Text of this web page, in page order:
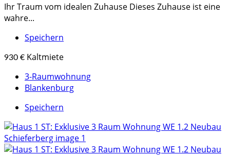
Ihr Traum vom idealen Zuhause Dieses Zuhause ist eine
wahre...
Speichern
930 € Kaltmiete
3-Raumwohnung
Blankenburg
Speichern